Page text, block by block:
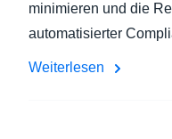
minimieren und die
automatisierter
Weiterlesen